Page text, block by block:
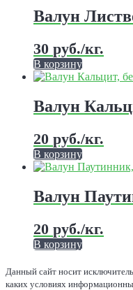
Валун
30 руб./кг.
В корзину
Валун
20 руб./кг.
В корзину
Валун
20 руб./кг.
В корзину
Данный сайт носит
каких условиях